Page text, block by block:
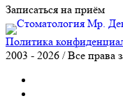
Записаться на приём
Политика
2003 - 2026 / Все права